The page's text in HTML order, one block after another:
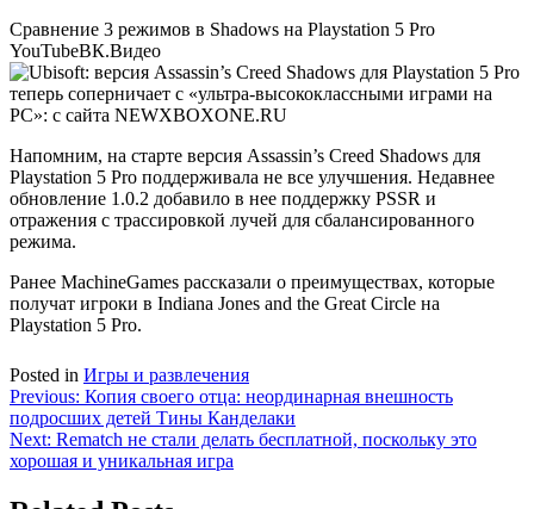
Сравнение 3 режимов в Shadows на Playstation 5 Pro
YouTubeВК.Видео
Напомним, на старте версия Assassin’s Creed Shadows для
Playstation 5 Pro поддерживала не все улучшения. Недавнее
обновление 1.0.2 добавило в нее поддержку PSSR и
отражения с трассировкой лучей для сбалансированного
режима.
Ранее MachineGames рассказали о преимуществах, которые
получат игроки в Indiana Jones and the Great Circle на
Playstation 5 Pro.
Posted in Игры и развлечения
Навигация
по
записям
Previous: Копия своего отца: неординарная внешность
подросших детей Тины Канделаки
Next: Rematch не стали делать бесплатной, поскольку это
хорошая и уникальная игра